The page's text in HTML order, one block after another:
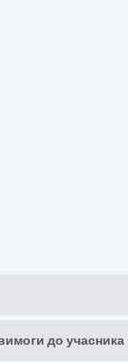
вимоги до учасника